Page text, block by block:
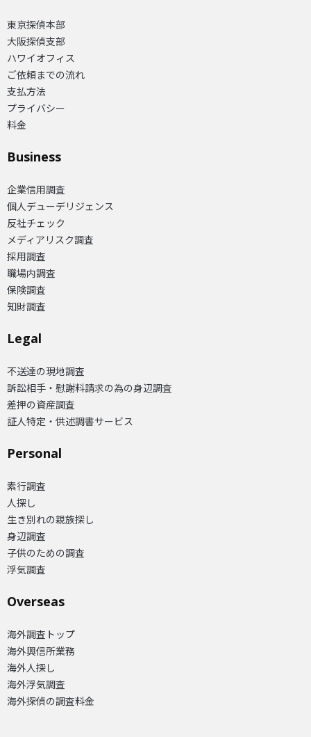
東京探偵本部
大阪探偵支部
ハワイオフィス
ご依頼までの流れ
支払方法
プライバシー
料金
Business
企業信用調査
個人デューデリジェンス
反社チェック
メディアリスク調査
採用調査
職場内調査
保険調査
知財調査
Legal
不送達の現地調査
訴訟相手・慰謝料請求の為の身辺調査
差押の資産調査
証人特定・供述調書サービス
Personal
素行調査
人探し
生き別れの親族探し
身辺調査
子供のための調査
浮気調査
Overseas​
海外調査トップ
海外興信所業務
海外人探し
海外浮気調査
海外探偵の調査料金